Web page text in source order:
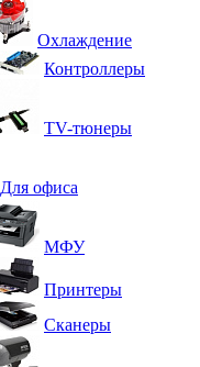
Охлаждение
Контроллеры
TV-тюнеры
Для офиса
МФУ
Принтеры
Сканеры